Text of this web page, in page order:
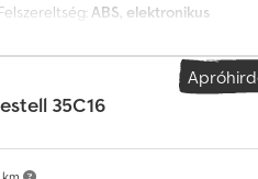
Felszereltség: ABS, elektronikus
Viber-en is! E-mail: Extra
csatlakozóval és Bluetooth
90 liter - Állítható
(külső riasztórendszer) -
- Vezetőoldali légzsák -
- Kipörgésgátló (ASR) - Kivitel: C-
- Vezetéstámogató rendszer:
35C16